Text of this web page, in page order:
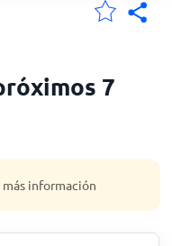
7
información